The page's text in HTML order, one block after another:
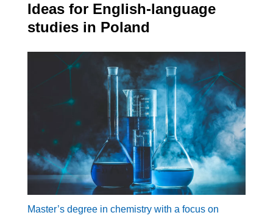
Ideas for English-language
studies in Poland
Master’s degree in chemistry with a focus on